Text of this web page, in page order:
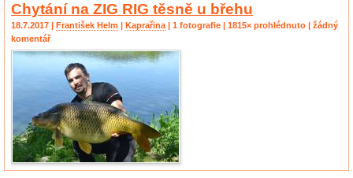
Chytání na ZIG RIG těsně u břehu
18.7.2017 | František Helm | Kaprařina | 1 fotografie | 1815× prohlédnuto | žádný
komentář